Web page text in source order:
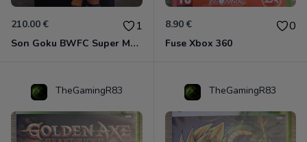
210.00 € 1
Son Goku BWFC Super Master Stars
8.90 € 0
Fuse Xbox 360
TheGamingR83 TheGamingR83